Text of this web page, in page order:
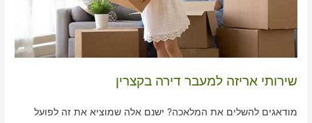
שירותי אריזה למעבר דירה בקצרין
מודאגים להשלים את המלאכה? ישנם אלה שמוציא את זה לפועל